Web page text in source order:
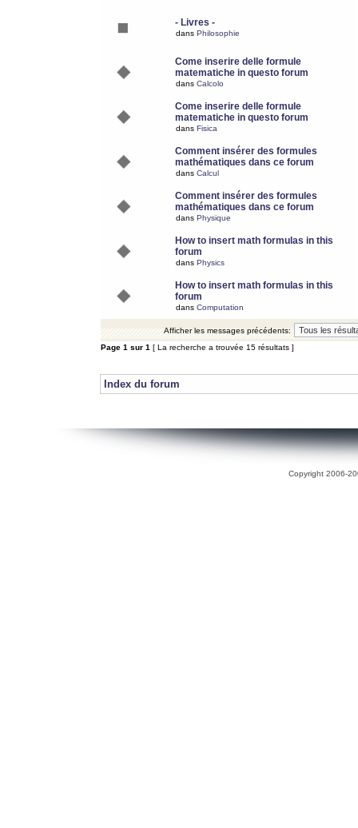
- Livres -
dans Philosophie
Come inserire delle formule
matematiche in questo forum
dans Calcolo
Come inserire delle formule
matematiche in questo forum
dans Fisica
Comment insérer des formules
mathématiques dans ce forum
dans Calcul
Comment insérer des formules
mathématiques dans ce forum
dans Physique
How to insert math formulas in this
forum
dans Physics
How to insert math formulas in this
forum
dans Computation
Afficher les messages précédents:
Page 1 sur 1 [ La recherche a trouvée 15 résultats ]
Index du forum
Copyright 2006-